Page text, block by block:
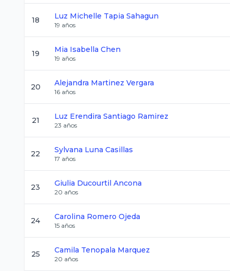
18 Luz Michelle Tapia Sahagun
19 años
19 Mia Isabella Chen
19 años
20 Alejandra Martinez Vergara
16 años
21 Luz Erendira Santiago Ramirez
23 años
22 Sylvana Luna Casillas
17 años
23 Giulia Ducourtil Ancona
20 años
24 Carolina Romero Ojeda
15 años
25 Camila Tenopala Marquez
20 años